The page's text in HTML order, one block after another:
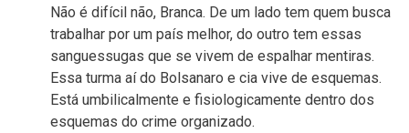
Não é difícil não, Branca. De um lado tem quem busca
trabalhar por um país melhor, do outro tem essas
sanguessugas que se vivem de espalhar mentiras.
Essa turma aí do Bolsanaro e cia vive de esquemas.
Está umbilicalmente e fisiologicamente dentro dos
esquemas do crime organizado.